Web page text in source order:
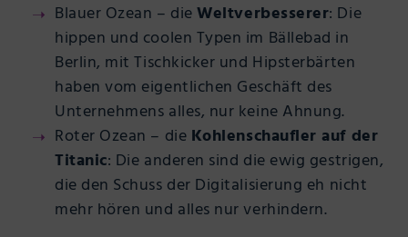
Blauer Ozean – dieWeltverbesserer: Die
hippen und coolen Typen im Bällebad in
Berlin, mit Tischkicker und Hipsterbärten
haben vom eigentlichen Geschäft des
Unternehmens alles, nur keine Ahnung.
Roter Ozean – die Kohlenschaufler auf der
Titanic: Die anderen sind die ewig gestrigen,
die den Schuss der Digitalisierung eh nicht
mehr hören und alles nur verhindern.